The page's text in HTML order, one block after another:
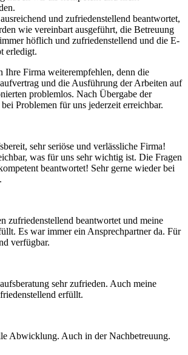
und zufriedenstellend beantwortet,
wie vereinbart ausgeführt, die Betreuung
höflich und zufriedenstellend und die E-
erledigt.
Ihre Firma weiterempfehlen, denn die
und die Ausführung der Arbeiten auf
problemlos. Nach Übergabe der
Problemen für uns jederzeit erreichbar.
sehr seriöse und verlässliche Firma!
was für uns sehr wichtig ist. Die Fragen
beantwortet! Sehr gerne wieder bei
zufriedenstellend beantwortet und meine
Es war immer ein Ansprechpartner da. Für
verfügbar.
sehr zufrieden. Auch meine
erfüllt.
Abwicklung. Auch in der Nachbetreuung.